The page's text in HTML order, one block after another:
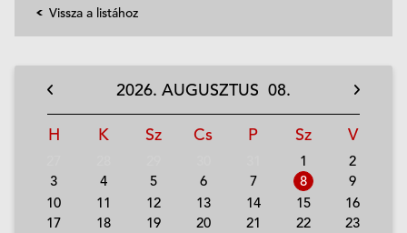
Vissza a listához
2026. AUGUSZTUS 08.
H K Sz Cs P Sz V
1
2
3
4 5 6 7 8
9
10
11 12 13 14 15
16
17
18 19 20 21 22
23